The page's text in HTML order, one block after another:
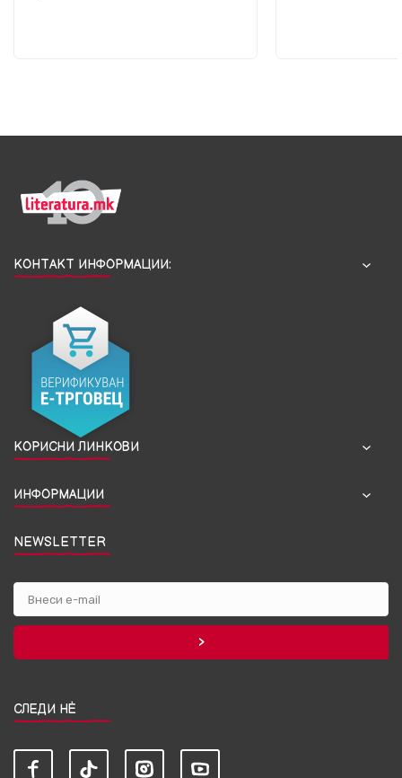
КОНТАКТ ИНФОРМАЦИИ:
КОРИСНИ ЛИНКОВИ
ИНФОРМАЦИИ
NEWSLETTER
СЛЕДИ НЀ